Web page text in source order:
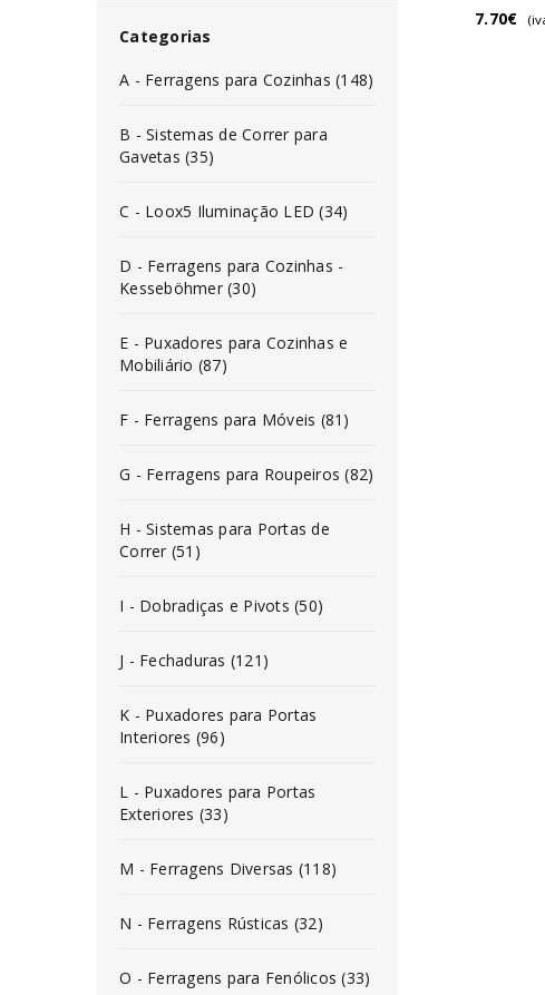
Categorias
A - Ferragens para Cozinhas (148)
B - Sistemas de Correr para
Gavetas (35)
C - Loox5 Iluminação LED (34)
D - Ferragens para Cozinhas -
Kesseböhmer (30)
E - Puxadores para Cozinhas e
Mobiliário (87)
F - Ferragens para Móveis (81)
G - Ferragens para Roupeiros (82)
H - Sistemas para Portas de
Correr (51)
I - Dobradiças e Pivots (50)
J - Fechaduras (121)
K - Puxadores para Portas
Interiores (96)
L - Puxadores para Portas
Exteriores (33)
M - Ferragens Diversas (118)
N - Ferragens Rústicas (32)
O - Ferragens para Fenólicos (33)
7.70€